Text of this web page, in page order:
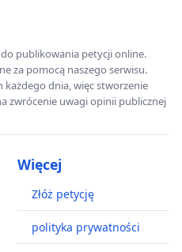
publikowania petycji online.
za pomocą naszego serwisu.
każdego dnia, więc stworzenie
zwrócenie uwagi opinii publicznej
Więcej
Złóż petycję
polityka prywatności